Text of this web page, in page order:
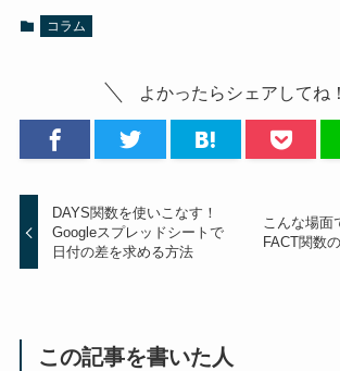
コラム
よかったらシェアしてね！
DAYS関数を使いこなす！
Googleスプレッドシートで
日付の差を求める方法
こんな場面
FACT関数
この記事を書いた人